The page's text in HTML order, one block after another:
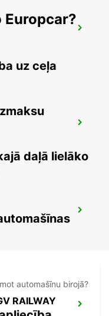
WEBER
RAILWAY
Europcar?
uz ceļa
daļā lielāko
automašīnu birojā?